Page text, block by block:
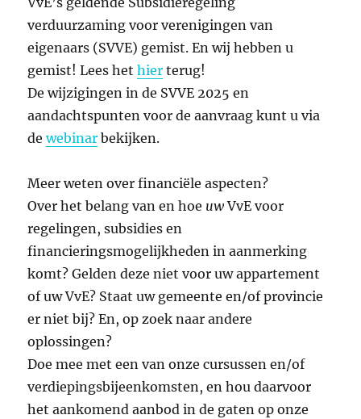
verduurzaming voor verenigingen van
eigenaars (SVVE) gemist. En wij hebben u
gemist! Lees hethier terug!
De wijzigingen in de SVVE 2025 en
aandachtspunten voor de aanvraag kunt u via
dewebinar bekijken.
Meer weten over financiële aspecten?
Over het belang van en hoe uwVvE voor
regelingen, subsidies en
financieringsmogelijkheden in aanmerking
komt? Gelden deze niet voor uw appartement
of uw VvE? Staat uw gemeente en/of provincie
er niet bij? En, op zoek naar andere
oplossingen?
Doe mee met een van onze cursussen en/of
verdiepingsbijeenkomsten, en hou daarvoor
het aankomend aanbod in de gaten op onze